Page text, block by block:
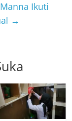
Ikuti
→